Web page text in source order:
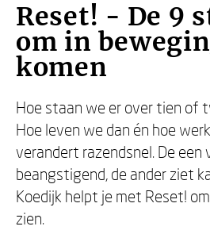
Reset! - De 9
om in
komen
Hoe staan we er over tien of
Hoe leven we dan én hoe
verandert razendsnel. De een
beangstigend, de ander ziet
Koedijk helpt je met Reset!
zien.